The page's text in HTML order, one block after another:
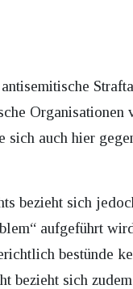
auch hier
bezieht sich
aufgeführt
bestünde
bezieht sich